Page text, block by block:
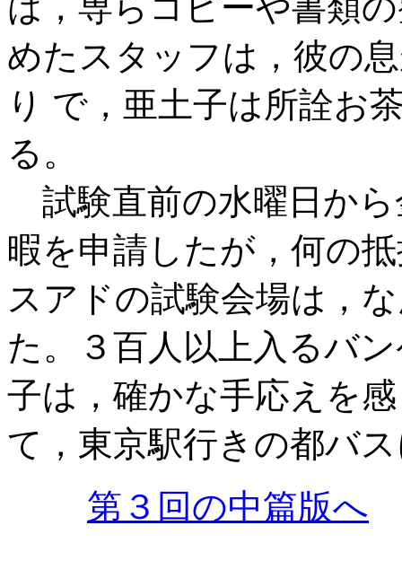
めたスタッフは，彼の
り で，亜土子は所詮お
る。
試験直前の水曜日から
暇を申請したが，何の
スアドの試験会場は，
た。３百人以上入るバ
子は，確かな手応えを
て，東京駅行きの都バ
第３回の中篇版へ